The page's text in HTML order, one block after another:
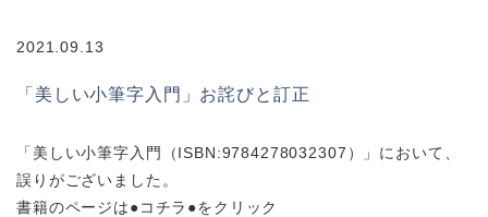
2021.09.13
「美しい小筆字入門」お詫びと訂正
「美しい小筆字入門（ISBN:9784278032307）」において、
誤りがございました。
書籍のページは●コチラ●をクリック